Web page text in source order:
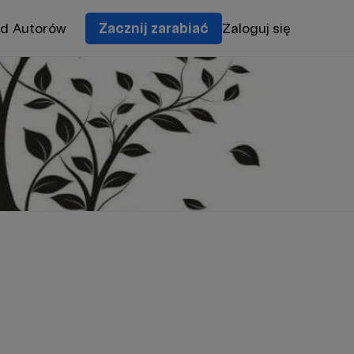
Autorów Zacznij zarabiać Zaloguj się